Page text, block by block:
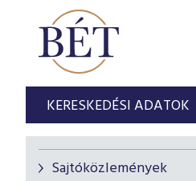
KERESKEDÉSI ADATOK
Sajtóközlemények